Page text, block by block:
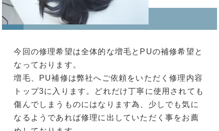
今回の修理希望は全体的な増毛とPUの補修希望と
なっております。
増毛、PU補修は弊社へご依頼をいただく修理内容
トップ3に入ります。どれだけ丁寧に使用されても
傷んでしまうものにはなります為、少しでも気に
なるようであれば修理に出していただく事をお薦